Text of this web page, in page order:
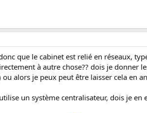
que le cabinet est relié en réseaux,
à autre chose?? dois je
alors je peux peut être laisser cela en
un système centralisateur, dois je